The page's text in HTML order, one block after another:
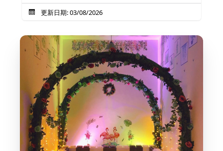
更新日期: 03/08/2026